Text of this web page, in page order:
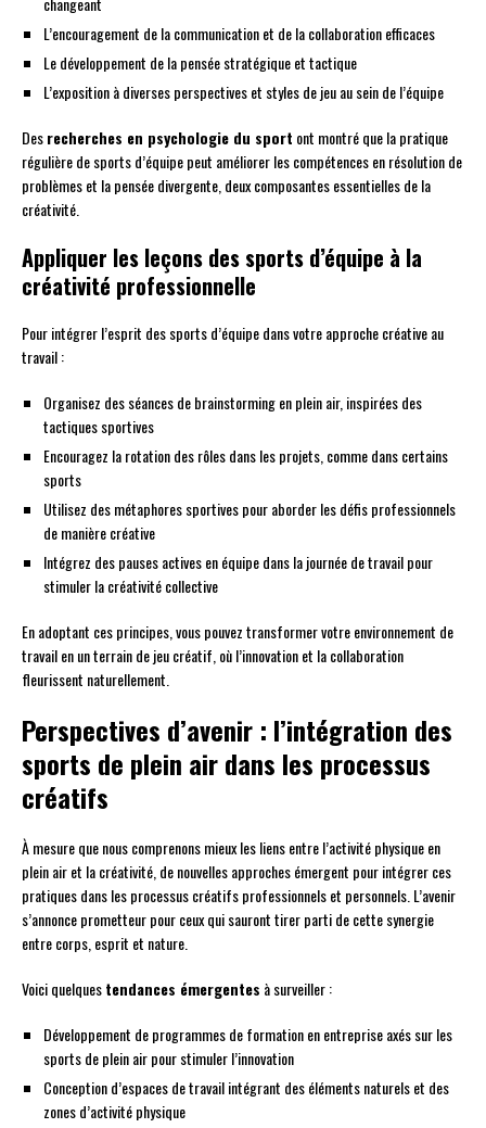
L’encouragement de la communication et de la collaboration efficaces
Le développement de la pensée stratégique et tactique
L’exposition à diverses perspectives et styles de jeu au sein de l’équipe
Desrecherches en psychologie du sport ont montré que la pratique
régulière de sports d’équipe peut améliorer les compétences en résolution de
problèmes et la pensée divergente, deux composantes essentielles de la
créativité.
Appliquer les leçons des sports d’équipe à la
créativité professionnelle
Pour intégrer l’esprit des sports d’équipe dans votre approche créative au
travail :
Organisez des séances de brainstorming en plein air, inspirées des
tactiques sportives
Encouragez la rotation des rôles dans les projets, comme dans certains
sports
Utilisez des métaphores sportives pour aborder les défis professionnels
de manière créative
Intégrez des pauses actives en équipe dans la journée de travail pour
stimuler la créativité collective
En adoptant ces principes, vous pouvez transformer votre environnement de
travail en un terrain de jeu créatif, où l’innovation et la collaboration
fleurissent naturellement.
Perspectives d’avenir : l’intégration des
sports de plein air dans les processus
créatifs
À mesure que nous comprenons mieux les liens entre l’activité physique en
plein air et la créativité, de nouvelles approches émergent pour intégrer ces
pratiques dans les processus créatifs professionnels et personnels. L’avenir
s’annonce prometteur pour ceux qui sauront tirer parti de cette synergie
entre corps, esprit et nature.
Voici quelquestendances émergentes à surveiller :
Développement de programmes de formation en entreprise axés sur les
sports de plein air pour stimuler l’innovation
Conception d’espaces de travail intégrant des éléments naturels et des
zones d’activité physique